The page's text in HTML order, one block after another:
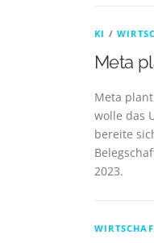
KI /
Meta
Meta
⁠wolle das
bereite
2023.